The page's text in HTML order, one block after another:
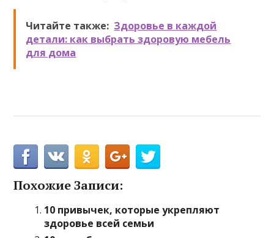
Читайте также: Здоровье в каждой
детали: как выбрать здоровую мебель
для дома
Похожие Записи:
10 привычек, которые укрепляют
здоровье всей семьи